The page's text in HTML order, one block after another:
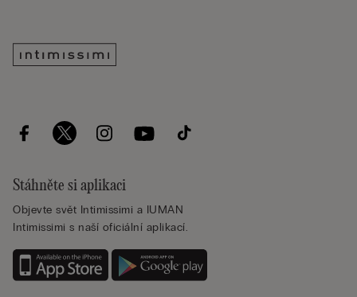
Stáhněte si aplikaci
Objevte svět Intimissimi a IUMAN
Intimissimi s naší oficiální aplikací.